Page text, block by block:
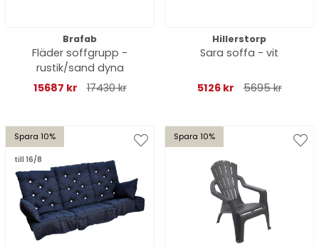
Brafab
Fläder soffgrupp -
rustik/sand dyna
15687 kr
17430 kr
Hillerstorp
Sara soffa - vit
5126 kr 5695 kr
Spara 10%
till 16/8
Spara 10%